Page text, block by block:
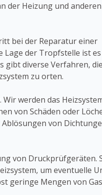
der Heizung und
bei der Reparatur einer
Lage der Tropfstelle ist
gibt diverse Verfahren,
zu orten.
werden das
von Schäden oder
von
von Druckprüfgeräten.
um eventuelle
geringe Mengen von